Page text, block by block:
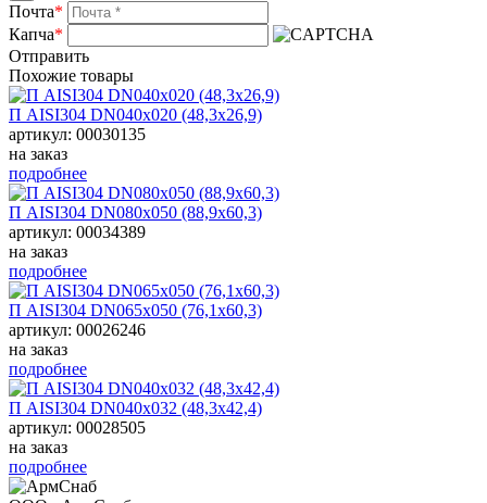
Почта*
Капча*
Отправить
Похожие товары
П АISI304 DN040х020 (48,3х26,9)
артикул: 00030135
на заказ
подробнее
П АISI304 DN080х050 (88,9х60,3)
артикул: 00034389
на заказ
подробнее
П АISI304 DN065х050 (76,1х60,3)
артикул: 00026246
на заказ
подробнее
П АISI304 DN040х032 (48,3х42,4)
артикул: 00028505
на заказ
подробнее